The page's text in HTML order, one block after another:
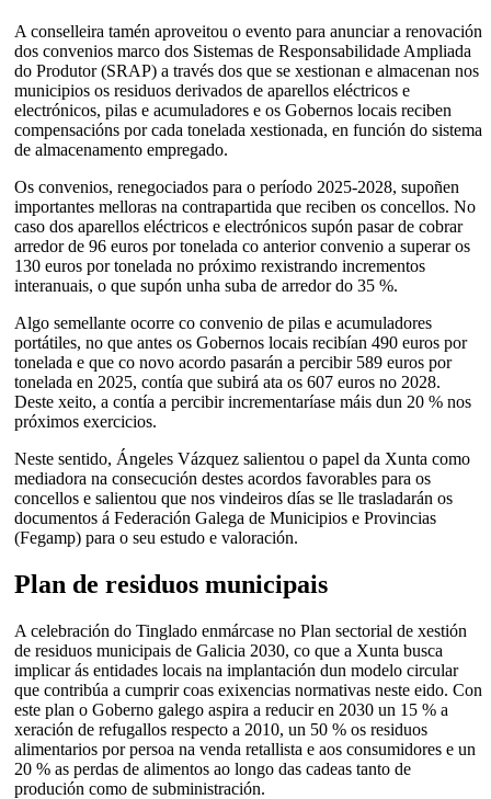
A conselleira tamén aproveitou o evento para anunciar a renovación
dos convenios marco dos Sistemas de Responsabilidade Ampliada
do Produtor (SRAP) a través dos que se xestionan e almacenan nos
municipios os residuos derivados de aparellos eléctricos e
electrónicos, pilas e acumuladores e os Gobernos locais reciben
compensacións por cada tonelada xestionada, en función do sistema
de almacenamento empregado.
Os convenios, renegociados para o período 2025-2028, supoñen
importantes melloras na contrapartida que reciben os concellos. No
caso dos aparellos eléctricos e electrónicos supón pasar de cobrar
arredor de 96 euros por tonelada co anterior convenio a superar os
130 euros por tonelada no próximo rexistrando incrementos
interanuais, o que supón unha suba de arredor do 35 %.
Algo semellante ocorre co convenio de pilas e acumuladores
portátiles, no que antes os Gobernos locais recibían 490 euros por
tonelada e que co novo acordo pasarán a percibir 589 euros por
tonelada en 2025, contía que subirá ata os 607 euros no 2028.
Deste xeito, a contía a percibir incrementaríase máis dun 20 % nos
próximos exercicios.
Neste sentido, Ángeles Vázquez salientou o papel da Xunta como
mediadora na consecución destes acordos favorables para os
concellos e salientou que nos vindeiros días se lle trasladarán os
documentos á Federación Galega de Municipios e Provincias
(Fegamp) para o seu estudo e valoración.
Plan de residuos municipais
A celebración do Tinglado enmárcase no Plan sectorial de xestión
de residuos municipais de Galicia 2030, co que a Xunta busca
implicar ás entidades locais na implantación dun modelo circular
que contribúa a cumprir coas exixencias normativas neste eido. Con
este plan o Goberno galego aspira a reducir en 2030 un 15 % a
xeración de refugallos respecto a 2010, un 50 % os residuos
alimentarios por persoa na venda retallista e aos consumidores e un
20 % as perdas de alimentos ao longo das cadeas tanto de
produción como de subministración.